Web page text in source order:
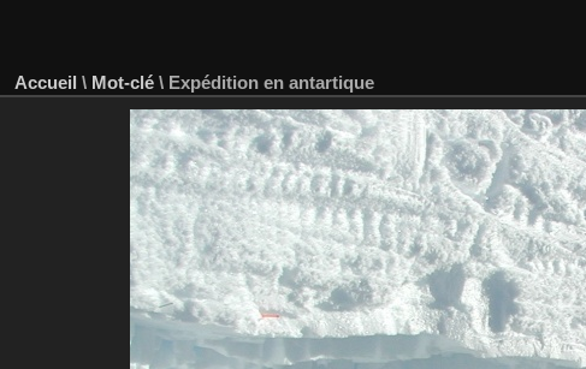
Accueil \ Mot-clé \ Expédition en antartique